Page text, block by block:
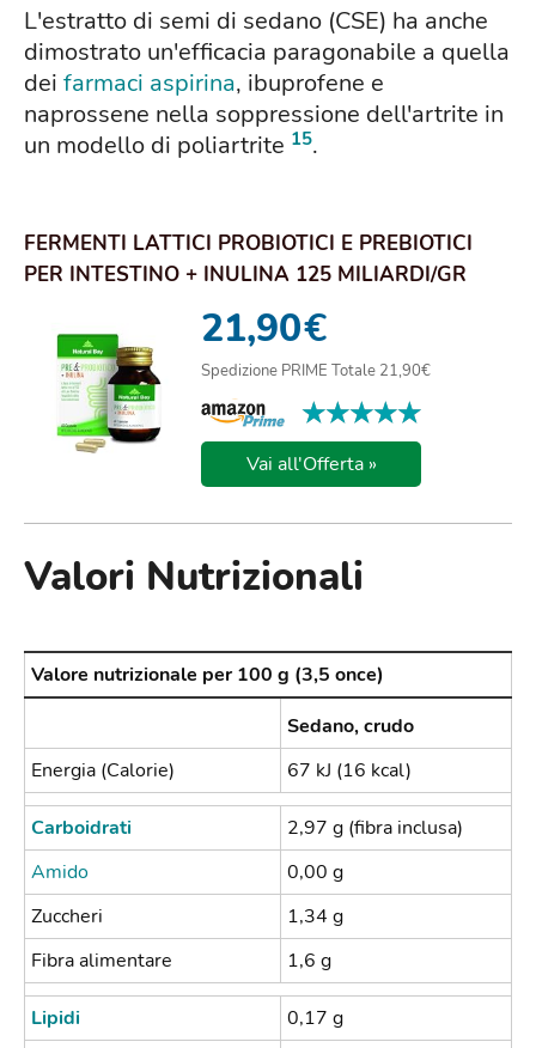
L'estratto di semi di sedano (CSE) ha anche
dimostrato un'efficacia paragonabile a quella
dei farmaci aspirina, ibuprofene e
naprossene nella soppressione dell'artrite in
un modello di poliartrite 15.
FERMENTI LATTICI PROBIOTICI E PREBIOTICI
PER INTESTINO + INULINA 125 MILIARDI/GR
21,90€
Spedizione PRIME Totale 21,90€
★★★★★
★★★★★
Vai all'Offerta »
Valori Nutrizionali
Valore nutrizionale per 100 g (3,5 once)
Sedano, crudo
Energia (Calorie)
67 kJ (16 kcal)
Carboidrati
2,97 g (fibra inclusa)
Amido
0,00 g
Zuccheri
1,34 g
Fibra alimentare
1,6 g
Lipidi
0,17 g